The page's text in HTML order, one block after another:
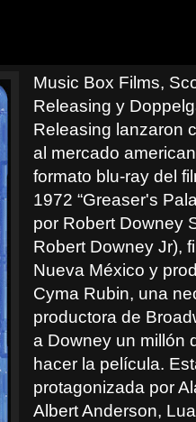
Music Box Films,
Releasing y
Releasing lanzaron
al mercado
formato blu-ray del
1972 “Greaser's
por Robert Downey
Robert Downey Jr),
Nueva México y
Cyma Rubin, una
productora de
a Downey un millón
hacer la película.
protagonizada por
Albert Anderson,